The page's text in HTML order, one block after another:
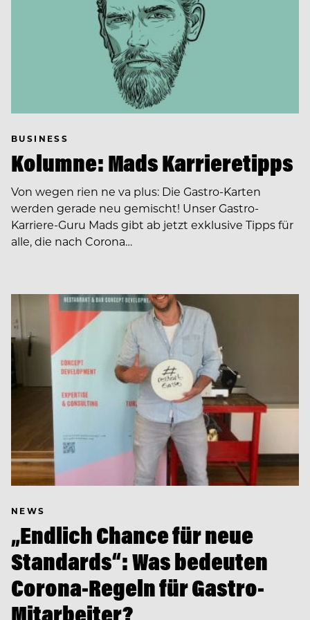
BUSINESS
Kolumne: Mads Karrieretipps
Von wegen rien ne va plus: Die Gastro-Karten
werden gerade neu gemischt! Unser Gastro-
Karriere-Guru Mads gibt ab jetzt exklusive Tipps für
alle, die nach Corona…
NEWS
„Endlich Chance für neue
Standards“: Was bedeuten
Corona-Regeln für Gastro-